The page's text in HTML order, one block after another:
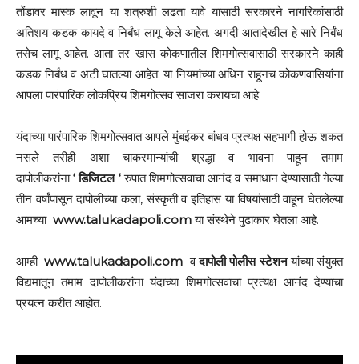
तोंडावर मास्क लावून या शत्रुशी लढता यावे यासाठी सरकारने नागरिकांसाठी
अतिशय कडक कायदे व निर्बंध लागू केले आहेत. अगदी आतादेखील हे सारे निर्बंध
तसेच लागू आहेत. आता तर खास कोकणातील शिमगोत्सवासाठी सरकारने काही
कडक निर्बंध व अटी घातल्या आहेत. या नियमांच्या अधिन राहूनच कोकणवासियांना
आपला पारंपारिक लोकप्रिय शिमगोत्सव साजरा करायचा आहे.
यंदाच्या पारंपारिक शिमगोत्सवात आपले मुंबईकर बांधव प्रत्यक्ष सहभागी होऊ शकत
नसले तरीही अशा चाकरमान्यांची श्रद्धा व भावना पाहून तमाम
दापोलीकरांना‘ डिजिटल ‘रुपात शिमगोत्सवाचा आनंद व समाधान देण्यासाठी गेल्या
तीन वर्षांपासून दापोलीच्या कला, संस्कृती व इतिहास या विषयांसाठी वाहून घेतलेल्या
आमच्या www.talukadapoli.comया संस्थेने पुढाकार घेतला आहे.
आम्हीwww.talukadapoli.com वदापोली पोलीस स्टेशनयांच्या संयुक्त
विद्यमातून तमाम दापोलीकरांना यंदाच्या शिमगोत्सवाचा प्रत्यक्ष आनंद देण्याचा
प्रयत्न करीत आहोत.